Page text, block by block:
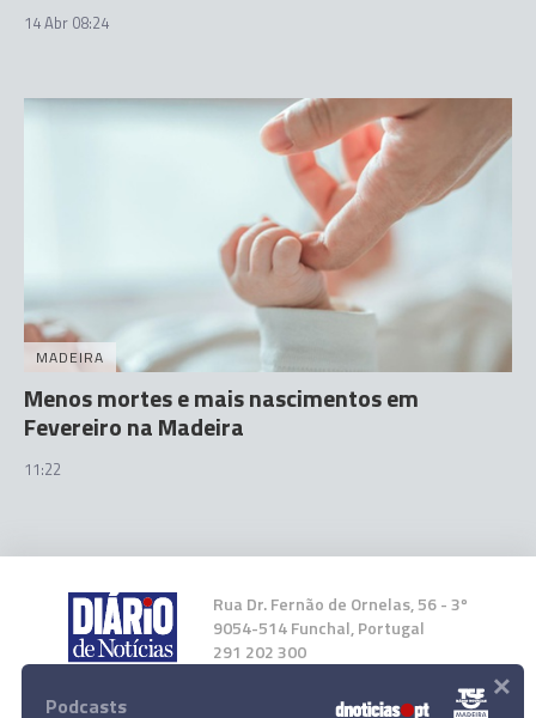
14 Abr 08:24
MADEIRA
Menos mortes e mais nascimentos em
Fevereiro na Madeira
11:22
Rua Dr. Fernão de Ornelas, 56 - 3º
9054-514 Funchal, Portugal
291 202 300
Instale a nossa App
Podcasts ×